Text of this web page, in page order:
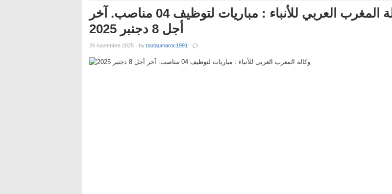
وكالة المغرب العربي للأنباء : مباريات لتوظيف 04 مناصب. آخر
أجل 8 دجنبر 2025
26 novembre 2025 · by toutaumaroc1991 ·